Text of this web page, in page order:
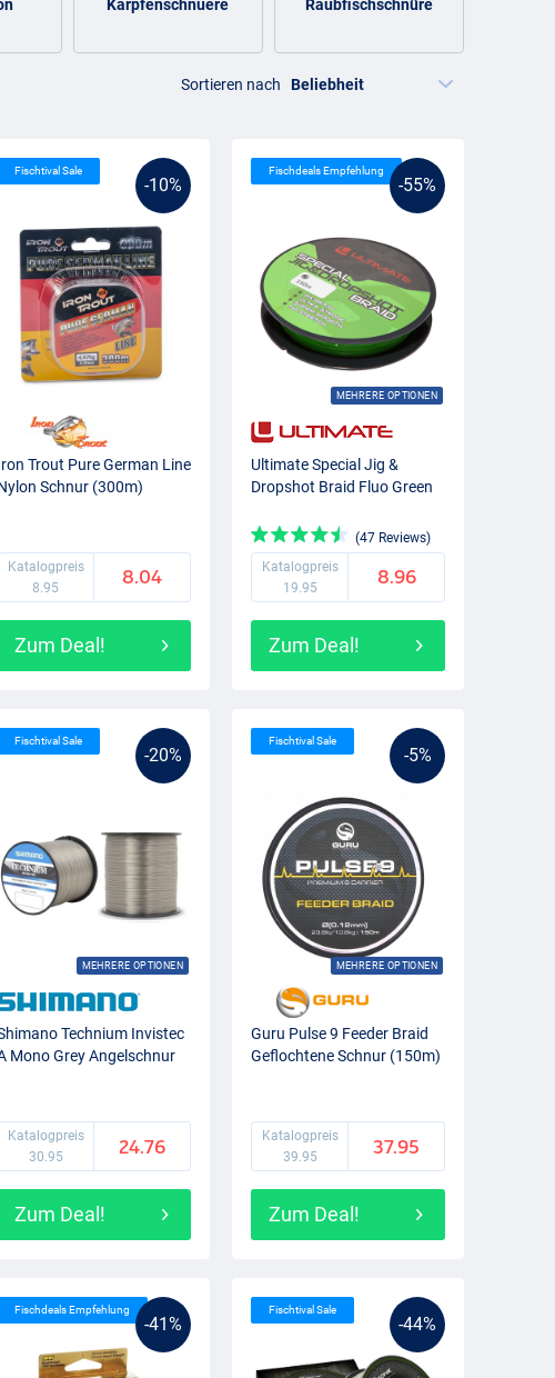
Karpfenschnuere Raubfischschnüre
Sortieren nach
-10%
Fischtival Sale
Trout Pure German Line
Schnur (300m)
Katalogpreis
8.95
8.04
Zum Deal!
-55%
MEHRERE OPTIONEN
Fischdeals Empfehlung
Ultimate Special Jig &
Dropshot Braid Fluo Green
(47 Reviews)
Katalogpreis
19.95
8.96
Zum Deal!
-20%
MEHRERE OPTIONEN
Fischtival Sale
Technium Invistec
Mono Grey Angelschnur
Katalogpreis
30.95
24.76
Zum Deal!
-5%
MEHRERE OPTIONEN
Fischtival Sale
Guru Pulse 9 Feeder Braid
Geflochtene Schnur (150m)
Katalogpreis
39.95
37.95
Zum Deal!
-41%
Fischdeals Empfehlung
-44%
Fischtival Sale